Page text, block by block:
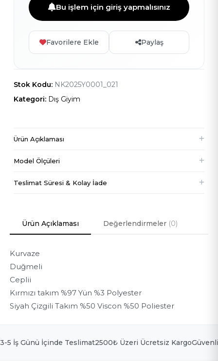
Bu işlem için giriş yapmalısınız
Favorilere Ekle Paylaş
Stok Kodu: NK2025Y0001_021
Kategori: Dış Giyim
Ürün Açıklaması
Model Ölçüleri
63 cm
Kalça
Ürün Bedeni
Teslimat Süresi & Kolay İade
Ürün Açıklaması Değerlendirmeler (0)
Kurvaze
Duğmeli
Ceplii
Kırmızı takım %97 Yün %3 Polyester
Siyah Çizgili Takım %50 Viscon %50 Poliester
3-5 İş Günü İçinde Teslimat2500₺ Üzeri Ücretsiz Kargo